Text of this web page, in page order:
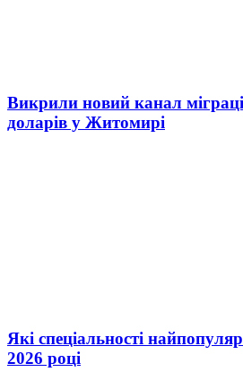
Викрили новий канал
доларів у Житомирі
Які спеціальності
2026 році